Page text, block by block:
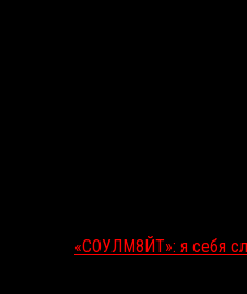
«СОУЛМ8ЙТ»: я себя